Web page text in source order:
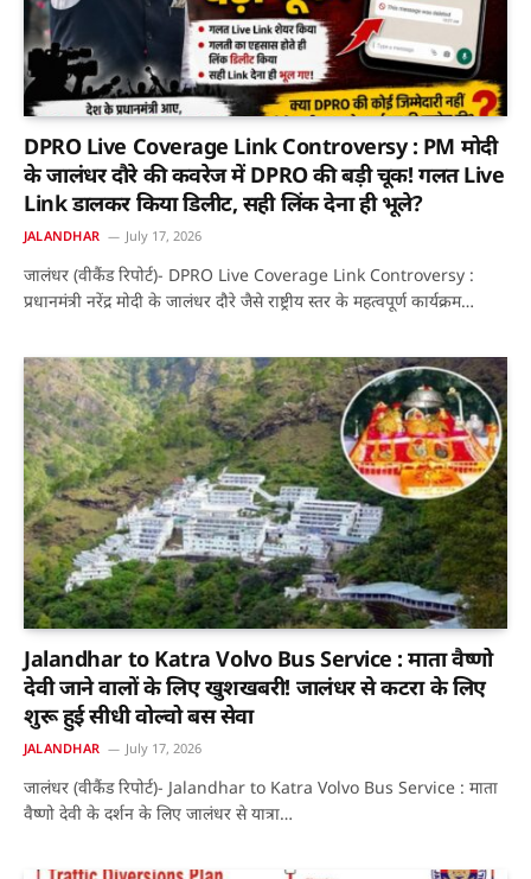
DPRO Live Coverage Link Controversy : PM मोदी
के जालंधर दौरे की कवरेज में DPRO की बड़ी चूक! गलत Live
Link डालकर किया डिलीट, सही लिंक देना ही भूले?
JALANDHAR July 17, 2026
जालंधर (वीकैंड रिपोर्ट)- DPRO Live Coverage Link Controversy :
प्रधानमंत्री नरेंद्र मोदी के जालंधर दौरे जैसे राष्ट्रीय स्तर के महत्वपूर्ण कार्यक्रम…
Jalandhar to Katra Volvo Bus Service : माता वैष्णो
देवी जाने वालों के लिए खुशखबरी! जालंधर से कटरा के लिए
शुरू हुई सीधी वोल्वो बस सेवा
JALANDHAR July 17, 2026
जालंधर (वीकैंड रिपोर्ट)- Jalandhar to Katra Volvo Bus Service : माता
वैष्णो देवी के दर्शन के लिए जालंधर से यात्रा…